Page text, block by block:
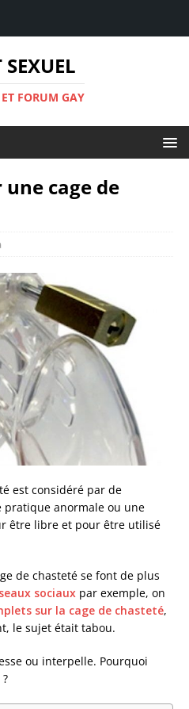
FORUM GAY
cage de
est considéré par de
pratique anormale ou une
être libre et pour être utilisé
de chasteté se font de plus
sociaux par exemple, on
sur la cage de chasteté,
le sujet était tabou.
ou interpelle. Pourquoi